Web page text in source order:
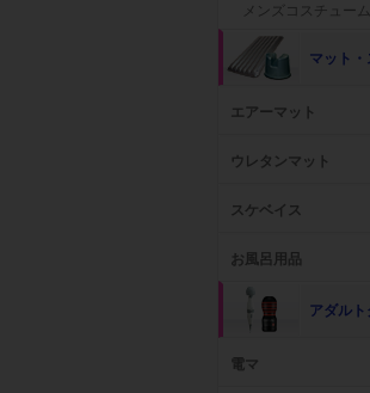
メンズコスチューム
マット
エアーマット
ウレタンマット
スケベイス
お風呂用品
アダル
電マ